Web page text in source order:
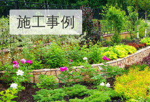
Skip
to
content
施工事例